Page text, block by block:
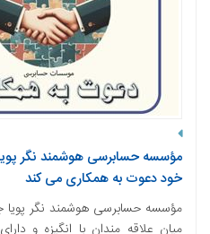
مؤسسه حسابرسی هوشمند نگر
خود دعوت به همکاری می کند
مؤسسه حسابرسی هوشمند نگر پویا
میان علاقه مندان با انگیزه و